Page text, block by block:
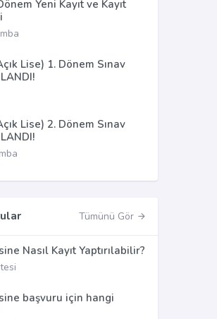
Yeni Kayıt ve Kayıt
Lise) 1. Dönem Sınav
Lise) 2. Dönem Sınav
Tümünü Gör
Nasıl Kayıt Yaptırılabilir?
başvuru için hangi